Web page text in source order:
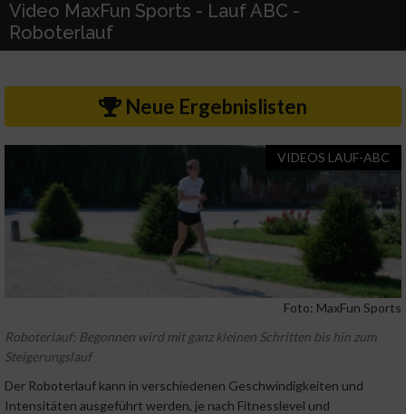
Video MaxFun Sports - Lauf ABC -
Roboterlauf
Neue Ergebnislisten
VIDEOS LAUF-ABC
Foto: MaxFun Sports
Roboterlauf: Begonnen wird mit ganz kleinen Schritten bis hin zum
Steigerungslauf
Der Roboterlauf kann in verschiedenen Geschwindigkeiten und
Intensitäten ausgeführt werden, je nach Fitnesslevel und